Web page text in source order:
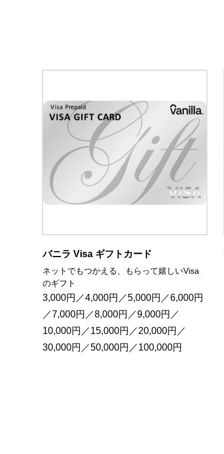
バニラ Visa ギフトカード
ネットでもつかえる、もらって嬉しいVisa
のギフト
3,000円／4,000円／5,000円／6,000円
／7,000円／8,000円／9,000円／
10,000円／15,000円／20,000円／
30,000円／50,000円／100,000円